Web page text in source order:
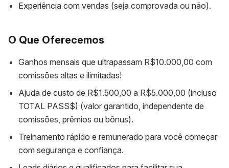
Experiência com vendas (seja comprovada ou não).
O Que Oferecemos
Ganhos mensais que ultrapassam R$10.000,00 com
comissões altas e ilimitadas!
Ajuda de custo de R$1.500,00 a R$5.000,00 (incluso
TOTAL PASS$) (valor garantido, independente de
comissões, prêmios ou bônus).
Treinamento rápido e remunerado para você começar
com segurança e confiança.